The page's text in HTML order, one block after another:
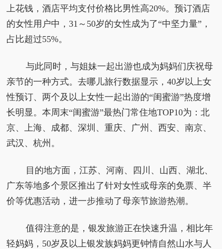
上花钱，酒店平均支付价格比男性高20%。预订酒店
的女性用户中，31～50岁的女性成为了“中坚力量”，
占比超过55%。
与此同时，与姐妹一起出游也成为妈妈们庆祝母
亲节的一种方式。去哪儿旅行数据显示，40岁以上女
性预订、两个及以上女性一起出游的“闺蜜游”热度增
长明显。本周末“闺蜜游”最热门常住地TOP10为：北
京、上海、成都、深圳、重庆、广州、西安、南京、
武汉、杭州。
目的地方面，江苏、河南、四川、山西、湖北、
广东等地多个景区推出了针对女性或母亲的免票、半
价等优惠活动，进一步推动了母亲节旅游热潮。
值得注意的是，银发旅游正在快速升温，相比年
轻妈妈，50岁及以上银发族妈妈更钟情自然山水与人